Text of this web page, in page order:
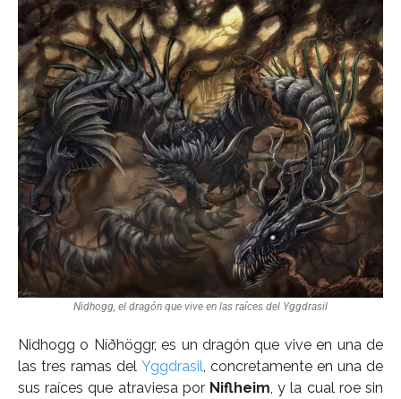
Mitología
Simbología
Rueda del año
Más
0,00€
¿Qué son las Runas?
Las 24 Runas
Nidhogg, el dragón que vive en las raíces del Yggdrasil
Nidhogg o Níðhöggr, es un dragón que vive en una de
las tres ramas del Yggdrasil , concretamente en una de
sus raíces que atraviesa por Niflheim , y la cual roe sin